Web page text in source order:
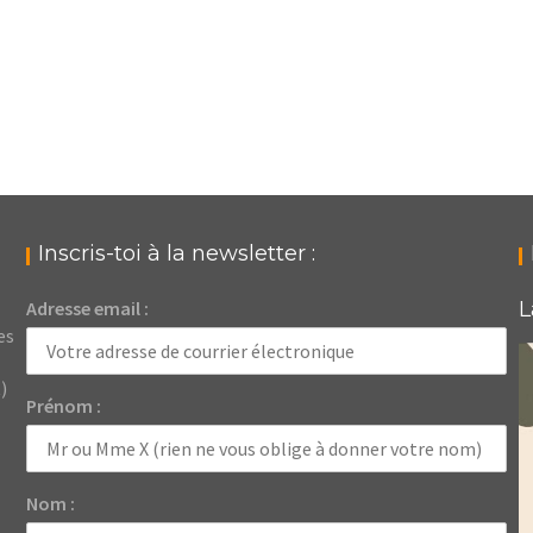
Inscris-toi à la newsletter :
Adresse email :
Prénom :
Nom :